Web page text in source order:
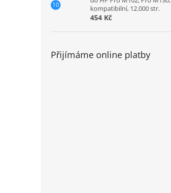
kompatibilní, 12.000 str.
454 Kč
Přijímáme online platby